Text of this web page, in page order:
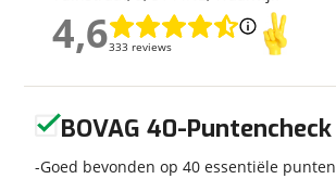
Categorie
AllRoad
Geschikt voor
A2 rijbewijs
Nieuw of occasion
Nieuw
4,6333 reviews
4,6
BOVAG 40-Puntencheck
Goed bevonden op 40 essentiële punten